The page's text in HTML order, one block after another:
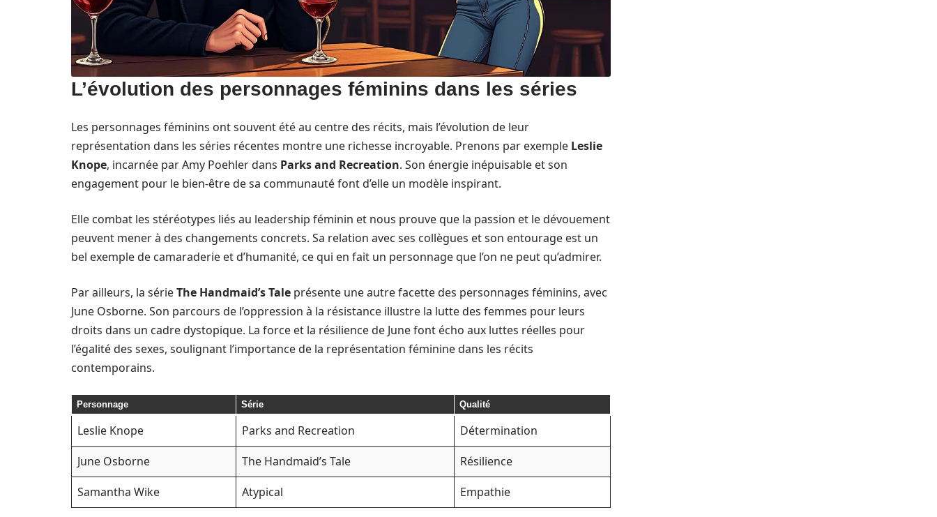
L’évolution des personnages féminins dans les séries
Les personnages féminins ont souvent été au centre des récits, mais l’évolution de leur
représentation dans les séries récentes montre une richesse incroyable. Prenons par exemple Leslie
Knope, incarnée par Amy Poehler dans Parks and Recreation. Son énergie inépuisable et son
engagement pour le bien-être de sa communauté font d’elle un modèle inspirant.
Elle combat les stéréotypes liés au leadership féminin et nous prouve que la passion et le dévouement
peuvent mener à des changements concrets. Sa relation avec ses collègues et son entourage est un
bel exemple de camaraderie et d’humanité, ce qui en fait un personnage que l’on ne peut qu’admirer.
Par ailleurs, la sérieThe Handmaid’s Tale présente une autre facette des personnages féminins, avec
June Osborne. Son parcours de l’oppression à la résistance illustre la lutte des femmes pour leurs
droits dans un cadre dystopique. La force et la résilience de June font écho aux luttes réelles pour
l’égalité des sexes, soulignant l’importance de la représentation féminine dans les récits
contemporains.
Personnage Série Qualité
Leslie Knope Parks and Recreation
Détermination
June Osborne
The Handmaid’s Tale
Résilience
Samantha Wike
Atypical Empathie